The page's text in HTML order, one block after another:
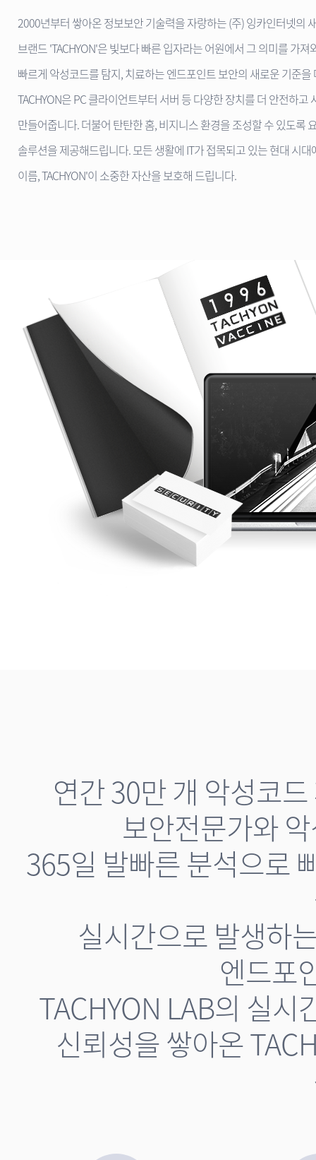
2000년부터 쌓아온 정보보안 기술력을 자랑하는 (주) 잉카인터넷의
브랜드 'TACHYON'은 빛보다 빠른 입자라는 어원에서 그 의미를 가져
빠르게 악성코드를 탐지, 치료하는 엔드포인트 보안의 새로운 기준
TACHYON은 PC 클라이언트부터 서버 등 다양한 장치를 더 안전하고
만들어줍니다. 더불어 탄탄한 홈, 비지니스 환경을 조성할 수 있도록
솔루션을 제공해드립니다. 모든 생활에 IT가 접목되고 있는 현대 시
이름, TACHYON'이 소중한 자산을 보호해 드립니다.
연간 30만 개 악성코
보안전문가와
365일 발빠른 분석으로
실시간으로 발생하
엔드포
TACHYON LAB의 실시
신뢰성을 쌓아온